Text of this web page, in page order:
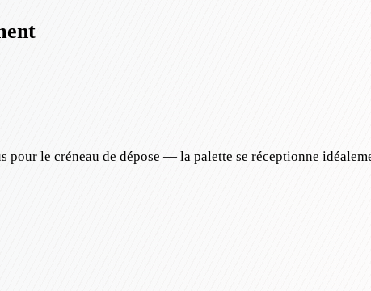
le créneau de dépose — la palette se réceptionne